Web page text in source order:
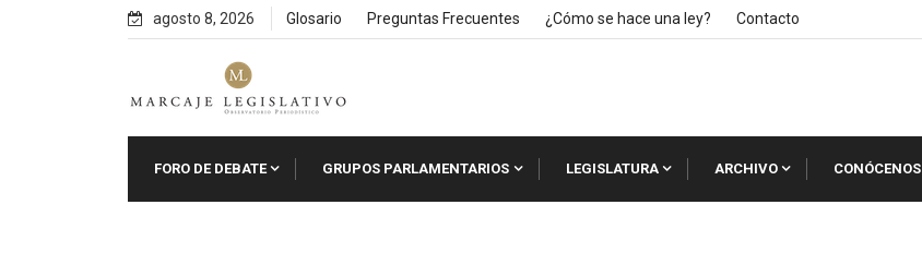
agosto 8, 2026 Glosario Preguntas Frecuentes ¿Cómo se hace una ley? Contacto
FORO DE DEBATE GRUPOS PARLAMENTARIOS LEGISLATURA ARCHIVO CONÓCENOS